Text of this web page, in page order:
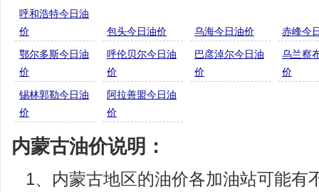
呼和浩特今日油
价
包头今日油价 乌海今日油价
赤峰今
鄂尔多斯今日油
价
呼伦贝尔今日油
价
巴彦淖尔今日油
价
乌兰察
价
锡林郭勒今日油
价
阿拉善盟今日油
价
内蒙古油价说明：
1、内蒙古地区的油价各加油站可能有